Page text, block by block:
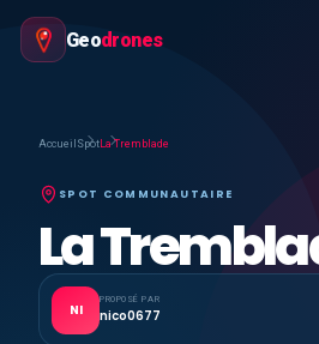
Geodrones
Accueil SpotLa Tremblade
SPOT COMMUNAUTAIRE
La
NI
PROPOSÉ PAR
nico0677